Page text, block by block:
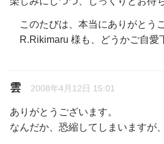
このたびは、本当にありがとう
R.Rikimaru 様も、どうかご自愛
雲 2008年4月12日 15:01
ありがとうございます。
なんだか、恐縮してしまいますが